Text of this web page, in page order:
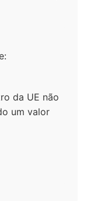
da UE não
um valor